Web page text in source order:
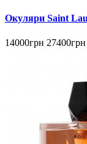
Окуляри Saint
14000грн 27400грн